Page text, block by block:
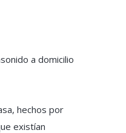
a domicilio
hechos por
existían